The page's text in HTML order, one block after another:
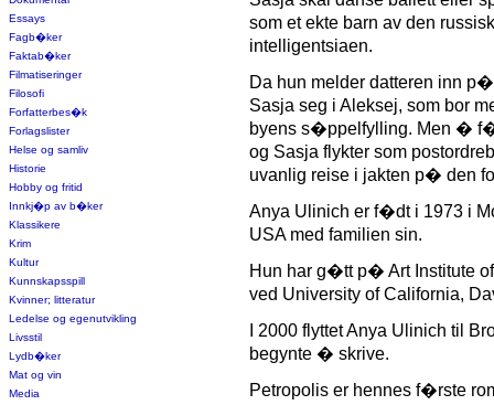
Essays
Fagb�ker
Faktab�ker
Filmatiseringer
Filosofi
Forfatterbes�k
Forlagslister
Helse og samliv
Historie
Hobby og fritid
Innkj�p av b�ker
Klassikere
Krim
Kultur
Kunnskapsspill
Kvinner; litteratur
Ledelse og egenutvikling
Livsstil
Lydb�ker
Mat og vin
Media
som et ekte barn av den
intelligentsiaen.
Da hun melder datteren inn
Sasja seg i Aleksej, som bor
byens s�ppelfylling. Men �
og Sasja flykter som
uvanlig reise i jakten p� den
Anya Ulinich er f�dt i 1973 i
USA med familien sin.
Hun har g�tt p� Art Institute
ved University of California,
I 2000 flyttet Anya Ulinich til
begynte � skrive.
Petropolis er hennes f�rste